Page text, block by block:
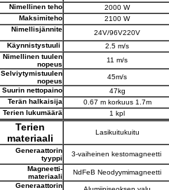
Nimellinen teho
2000 W
Maksimiteho
2100 W
Nimellisjännite
24V/96V220V
Käynnistystuuli
2.5 m/s
Nimellinen tuulen
nopeus
11 m/s
Selviytymistuulen
nopeus
45m/s
Suurin nettopaino
47kg
Terän halkaisija
0.67 m korkuus 1.7m
Terien lukumäärä
1 kpl
Terien
materiaali
Lasikuitukuitu
Generaattorin
tyyppi
3-vaiheinen kestomagneetti
Magneetti-
materiaali
NdFeB Neodyymimagneetti
Generaattorin